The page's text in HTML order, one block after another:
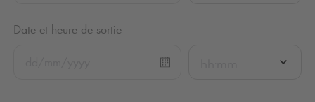
Date et heure de sortie